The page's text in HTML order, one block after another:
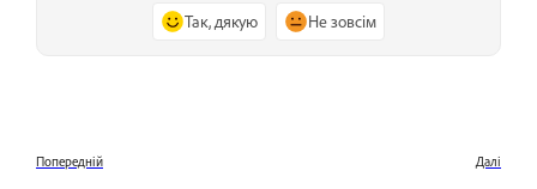
Так, дякую Не зовсім
Попередній Далі